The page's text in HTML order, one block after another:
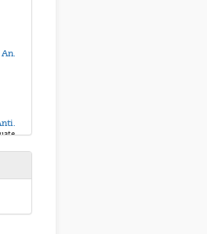
Debates sobre la Antigüedad, civilización y política I - Debate
¿De la Historia Antigua tradicional a la Historia Antigua global? Qué Historia Antigua para el siglo XXI
Antonio Duplá Ansuategui (UPV/EHU)